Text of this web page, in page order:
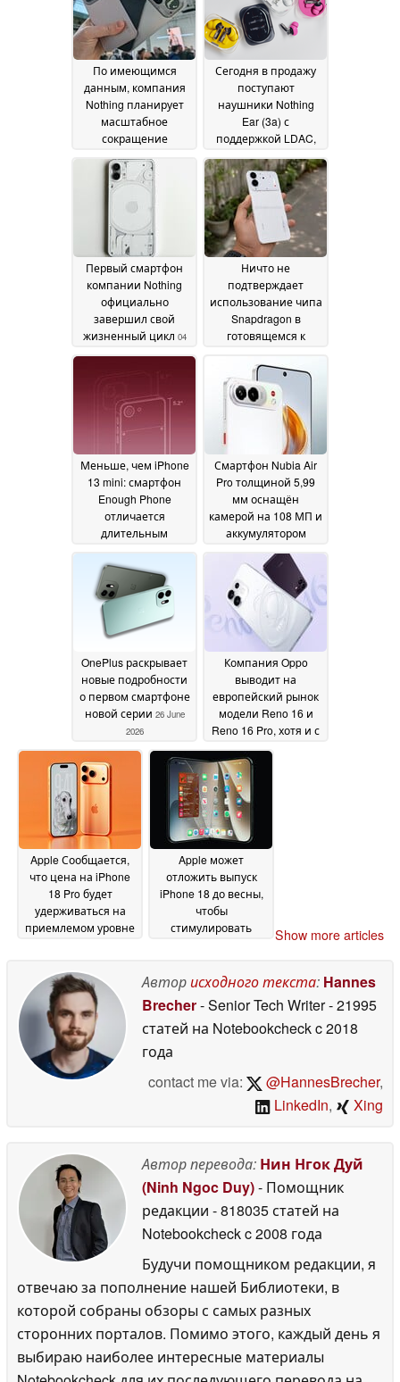
По имеющимся
данным, компания
Nothing планирует
масштабное
сокращение
мировом рынке на
фоне снижения
продаж смартфонов
24 July 2026
Сегодня в продажу
поступают
наушники Nothing
Ear (3a) с
поддержкой LDAC,
динамиками и
новой цветовой
гаммой
07 July 2026
Первый смартфон
компании Nothing
официально
завершил свой
жизненный цикл 04
July 2026
Ничто не
подтверждает
использование чипа
Snapdragon в
готовящемся к
30 June 2026
Меньше, чем iPhone
13 mini: смартфон
Enough Phone
отличается
длительным
автономной работы
и задней крышкой с
винтовым
креплением
26 June
2026
Смартфон Nubia Air
Pro толщиной 5,99
мм оснащён
камерой на 108 МП и
аккумулятором
26 June 2026
OnePlus раскрывает
новые подробности
о первом смартфоне
новой серии 26 June
2026
Компания Oppo
выводит на
европейский рынок
модели Reno 16 и
Reno 16 Pro, хотя и с
меньшей ёмкости
June 2026
Apple Сообщается,
что цена на iPhone
18 Pro будет
удерживаться на
приемлемом уровне
сокращению затрат
25 June 2026
Apple может
отложить выпуск
iPhone 18 до весны,
чтобы
стимулировать
Show more articles
Авторисходного текста: Hannes
Brecher- Senior Tech Writer- 21995
статей на Notebookcheckc 2018
года
contact me via:
@HannesBrecher,
LinkedIn, Xing
Автор перевода: Нин Нгок Дуй
(Ninh Ngoc Duy)- Помощник
редакции - 818035 статей на
Notebookcheckc 2008 года
Будучи помощником редакции, я
отвечаю за пополнение нашей Библиотеки, в
которой собраны обзоры с самых разных
сторонних порталов. Помимо этого, каждый день я
выбираю наиболее интересные материалы